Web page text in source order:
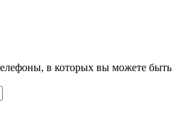
в которых вы можете быть